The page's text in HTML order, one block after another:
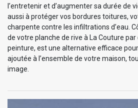
l’entretenir et d’augmenter sa durée de
aussi à protéger vos bordures toitures,
charpente contre les infiltrations d’eau.
de votre planche de rive à La Couture par
peinture, est une alternative efficace
ajoutée à l’ensemble de votre maison,
image.